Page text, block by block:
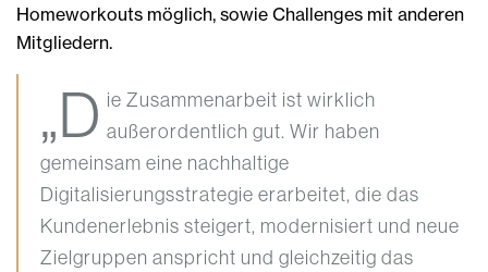
Homeworkouts möglich, sowie Challenges mit anderen
Mitgliedern.
„D ie Zusammenarbeit ist wirklich
außerordentlich gut. Wir haben
gemeinsam eine nachhaltige
Digitalisierungsstrategie erarbeitet, die das
Kundenerlebnis steigert, modernisiert und neue
Zielgruppen anspricht und gleichzeitig das